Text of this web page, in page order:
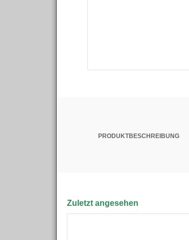
PRODUKTBESCHREIBUNG
Zuletzt angesehen